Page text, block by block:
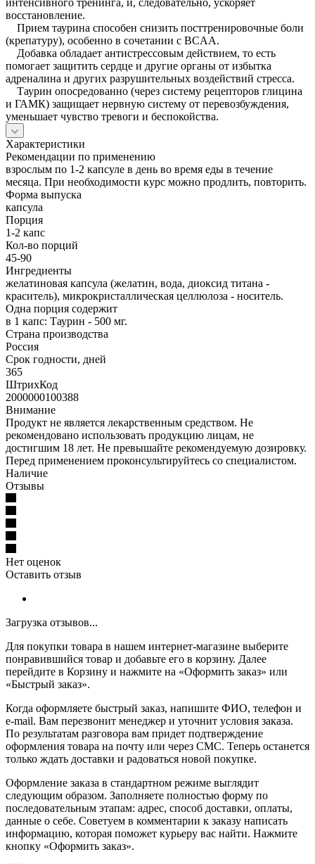
интенсивного тренинга, и, следовательно, ускоряет
восстановление.
Прием таурина способен снизить посттренировочные боли
(крепатуру), особенно в сочетании с BCAA.
Добавка обладает антистрессовым действием, то есть
помогает защитить сердце и другие органы от избытка
адреналина и других разрушительных воздействий стресса.
Таурин опосредованно (через систему рецепторов глицина
и ГАМК) защищает нервную систему от перевозбуждения,
уменьшает чувство тревоги и беспокойства.
Характеристики
Рекомендации по применению
взрослым по 1-2 капсуле в день во время еды в течение
месяца. При необходимости курс можно продлить, повторить.
Форма выпуска
капсула
Порция
1-2 капс
Кол-во порций
45-90
Ингредиенты
желатиновая капсула (желатин, вода, диоксид титана -
краситель), микрокристаллическая целлюлоза - носитель.
Одна порция содержит
в 1 капс: Таурин - 500 мг.
Страна производства
Россия
Срок годности, дней
365
ШтрихКод
2000000100388
Внимание
Продукт не является лекарственным средством. Не
рекомендовано использовать продукцию лицам, не
достигшим 18 лет. Не превышайте рекомендуемую дозировку.
Перед применением проконсультируйтесь со специалистом.
Наличие
Отзывы
Нет оценок
Оставить отзыв
Загрузка отзывов...
Для покупки товара в нашем интернет-магазине выберите
понравившийся товар и добавьте его в корзину. Далее
перейдите в Корзину и нажмите на «Оформить заказ» или
«Быстрый заказ».
Когда оформляете быстрый заказ, напишите ФИО, телефон и
e-mail. Вам перезвонит менеджер и уточнит условия заказа.
По результатам разговора вам придет подтверждение
оформления товара на почту или через СМС. Теперь останется
только ждать доставки и радоваться новой покупке.
Оформление заказа в стандартном режиме выглядит
следующим образом. Заполняете полностью форму по
последовательным этапам: адрес, способ доставки, оплаты,
данные о себе. Советуем в комментарии к заказу написать
информацию, которая поможет курьеру вас найти. Нажмите
кнопку «Оформить заказ».